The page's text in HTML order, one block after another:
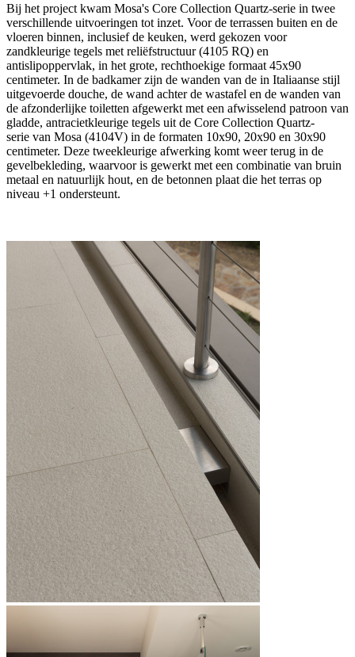
Bij het project kwam Mosa's Core Collection Quartz-serie in twee
verschillende uitvoeringen tot inzet. Voor de terrassen buiten en de
vloeren binnen, inclusief de keuken, werd gekozen voor
zandkleurige tegels met reliëfstructuur (4105 RQ) en
antislipoppervlak, in het grote, rechthoekige formaat 45x90
centimeter. In de badkamer zijn de wanden van de in Italiaanse stijl
uitgevoerde douche, de wand achter de wastafel en de wanden van
de afzonderlijke toiletten afgewerkt met een afwisselend patroon van
gladde, antracietkleurige tegels uit de Core Collection Quartz-
serie van Mosa (4104V) in de formaten 10x90, 20x90 en 30x90
centimeter. Deze tweekleurige afwerking komt weer terug in de
gevelbekleding, waarvoor is gewerkt met een combinatie van bruin
metaal en natuurlijk hout, en de betonnen plaat die het terras op
niveau +1 ondersteunt.